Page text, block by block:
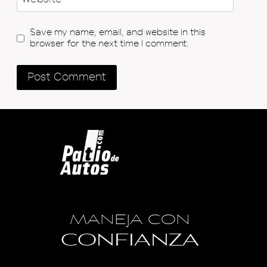
Save my name, email, and website in this
browser for the next time I comment.
MANEJA CON
CONFIANZA